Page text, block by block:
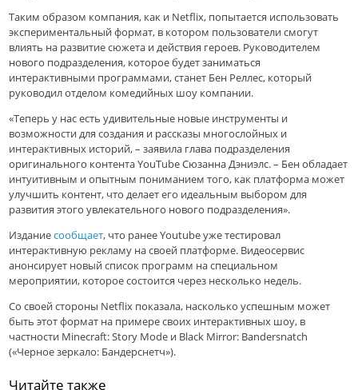
Таким образом компания, как и Netflix, попытается использовать
экспериментальный формат, в котором пользователи смогут
влиять на развитие сюжета и действия героев. Руководителем
нового подразделения, которое будет заниматься
интерактивными программами, станет Бен Реллес, который
руководил отделом комедийных шоу компании.
«Теперь у нас есть удивительные новые инструменты и
возможности для создания и рассказы многослойных и
интерактивных историй, – заявила глава подразделения
оригинального контента YouTube Сюзанна Дэниэлс. – Бен обладает
интуитивным и опытным пониманием того, как платформа может
улучшить контент, что делает его идеальным выбором для
развития этого увлекательного нового подразделения».
Изданиесообщает, что ранее Youtube уже тестировал
интерактивную рекламу на своей платформе. Видеосервис
анонсирует новый список программ на специальном
мероприятии, которое состоится через несколько недель.
Со своей стороны Netflix показала, насколько успешным может
быть этот формат на примере своих интерактивных шоу, в
частности Minecraft: Story Mode и Black Mirror: Bandersnatch
(«Черное зеркало: Бандерснетч»).
Читайте также